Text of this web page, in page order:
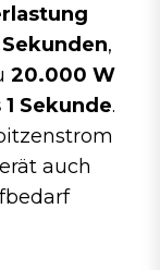
,
20.000 W
Sekunde.
auch